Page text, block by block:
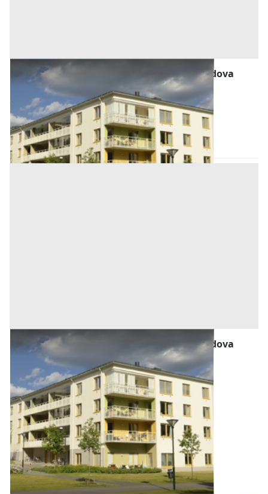
Abitazione di Tipo Economico all'asta a Padova
Abano Terme (Padova)
Offerta minima
247.000 € 328.600 €
Codice asta: EW425792
Asta chiusa
Abitazione di Tipo Economico all'asta a Padova
Abano Terme (Padova)
Offerta minima
129.000 € 171.000 €
Codice asta:EW425791
Asta chiusa
1 2